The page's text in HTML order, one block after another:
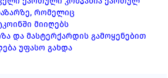
რომელიც
მიიღებს
და მასტერქარდის გამოყენებით
უფასო გახდა